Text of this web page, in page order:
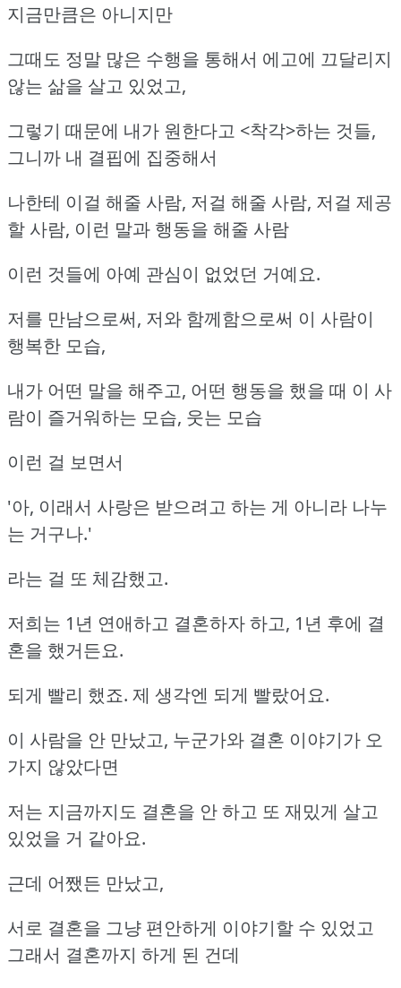
지금만큼은 아니지만
그때도 정말 많은 수행을 통해서 에고에 끄달리지
않는 삶을 살고 있었고,
그렇기 때문에 내가 원한다고 <착각>하는 것들,
그니까 내 결핍에 집중해서
나한테 이걸 해줄 사람, 저걸 해줄 사람, 저걸 제공
할 사람, 이런 말과 행동을 해줄 사람
이런 것들에 아예 관심이 없었던 거예요.
저를 만남으로써, 저와 함께함으로써 이 사람이
행복한 모습,
내가 어떤 말을 해주고, 어떤 행동을 했을 때 이 사
람이 즐거워하는 모습, 웃는 모습
이런 걸 보면서
'아, 이래서 사랑은 받으려고 하는 게 아니라 나누
는 거구나.'
라는 걸 또 체감했고.
저희는 1년 연애하고 결혼하자 하고, 1년 후에 결
혼을 했거든요.
되게 빨리 했죠. 제 생각엔 되게 빨랐어요.
이 사람을 안 만났고, 누군가와 결혼 이야기가 오
가지 않았다면
저는 지금까지도 결혼을 안 하고 또 재밌게 살고
있었을 거 같아요.
근데 어쨌든 만났고,
서로 결혼을 그냥 편안하게 이야기할 수 있었고
그래서 결혼까지 하게 된 건데